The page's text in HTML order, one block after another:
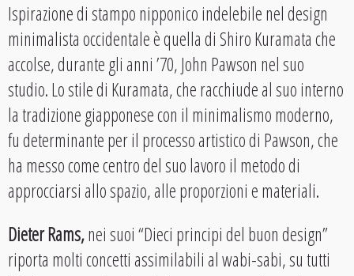
Ispirazione di stampo nipponico indelebile nel design
minimalista occidentale è quella di Shiro Kuramata che
accolse, durante gli anni ’70, John Pawson nel suo
studio. Lo stile di Kuramata, che racchiude al suo interno
la tradizione giapponese con il minimalismo moderno,
fu determinante per il processo artistico di Pawson, che
ha messo come centro del suo lavoro il metodo di
approcciarsi allo spazio, alle proporzioni e materiali.
Dieter Rams,nei suoi “Dieci principi del buon design”
riporta molti concetti assimilabili al wabi-sabi, su tutti